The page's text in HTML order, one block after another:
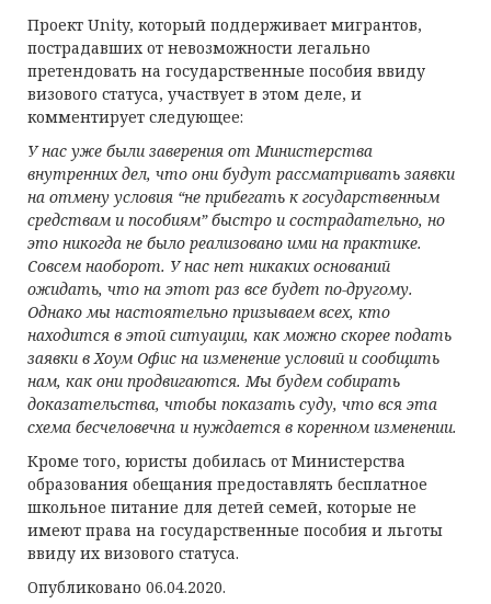
Проект Unity, который поддерживает мигрантов,
пострадавших от невозможности легально
претендовать на государственные пособия ввиду
визового статуса, участвует в этом деле, и
комментирует следующее:
У нас уже были заверения от Министерства
внутренних дел, что они будут рассматривать заявки
на отмену условия “не прибегать к государственным
средствам и пособиям” быстро и сострадательно, но
это никогда не было реализовано ими на практике.
Совсем наоборот. У нас нет никаких оснований
ожидать, что на этот раз все будет по-другому.
Однако мы настоятельно призываем всех, кто
находится в этой ситуации, как можно скорее подать
заявки в Хоум Офис на изменение условий и сообщить
нам, как они продвигаются. Мы будем собирать
доказательства, чтобы показать суду, что вся эта
схема бесчеловечна и нуждается в коренном изменении.
Кроме того, юристы добилась от Министерства
образования обещания предоставлять бесплатное
школьное питание для детей семей, которые не
имеют права на государственные пособия и льготы
ввиду их визового статуса.
Опубликовано 06.04.2020.